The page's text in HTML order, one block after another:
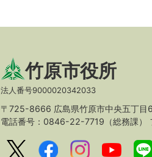
竹原市役所
法人番号9000020342033
〒725-8666 広島県竹原市中央五丁目
電話番号：0846-22-7719（総務課）